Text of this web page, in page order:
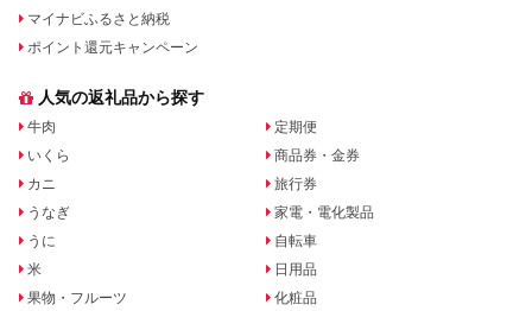
マイナビふるさと納税
ポイント還元キャンペーン
人気の返礼品から探す
牛肉
いくら
カニ
うなぎ
うに
米
果物・フルーツ
定期便
商品券・金券
旅行券
家電・電化製品
自転車
日用品
化粧品